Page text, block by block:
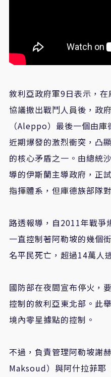
敘利亞政府軍9日表示，
協議撤出戰鬥人員後，政
（Aleppo）最後一個由
近期爆發的激烈衝突，凸
的核心矛盾之一。由總統
導的伊斯蘭主導政府，正
指揮體系，但庫德族部隊
路透報導，自2011年戰爭
一直控制著阿勒坡的幾個
名平民死亡，超過14萬人
國防部在夜間宣布停火，
控制的敘利亞東北部。此
境內零星據點的控制。
不過，負責管理阿勒坡謝
Maksoud）與阿什拉菲耶